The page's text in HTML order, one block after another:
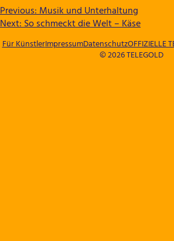
BEITRAGSNAVIGATION
Previous:Musik und Unterhaltung
Next:So schmeckt die Welt – Käse
© 2026 TELEGOLD
Für KünstlerImpressumDatenschutzOFFIZIELLE